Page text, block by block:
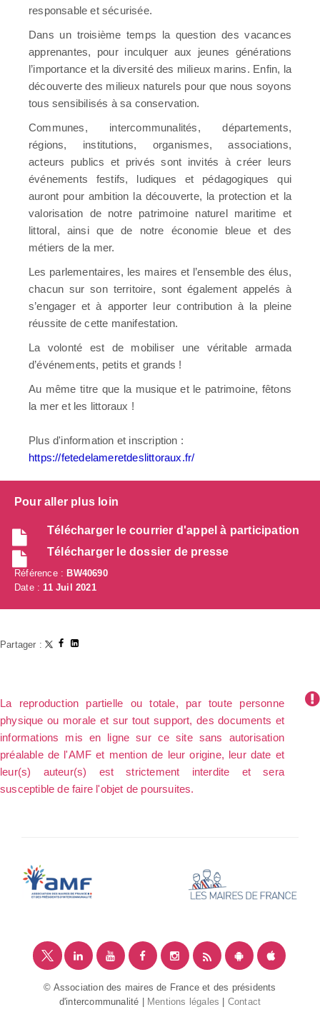
responsable et sécurisée.
Dans un troisième temps la question des vacances
apprenantes, pour inculquer aux jeunes générations
l’importance et la diversité des milieux marins. Enfin, la
découverte des milieux naturels pour que nous soyons
tous sensibilisés à sa conservation.
Communes, intercommunalités, départements,
régions, institutions, organismes, associations,
acteurs publics et privés sont invités à créer leurs
événements festifs, ludiques et pédagogiques qui
auront pour ambition la découverte, la protection et la
valorisation de notre patrimoine naturel maritime et
littoral, ainsi que de notre économie bleue et des
métiers de la mer.
Les parlementaires, les maires et l’ensemble des élus,
chacun sur son territoire, sont également appelés à
s’engager et à apporter leur contribution à la pleine
réussite de cette manifestation.
La volonté est de mobiliser une véritable armada
d’événements, petits et grands !
Au même titre que la musique et le patrimoine, fêtons
la mer et les littoraux !
Plus d'information et inscription :
https://fetedelameretdeslittoraux.fr/
Pour aller plus loin
Télécharger le courrier d'appel à participation
Télécharger le dossier de presse
Référence :BW40690
Date : 11 Juil 2021
Partager :
La reproduction partielle ou totale, par toute personne
physique ou morale et sur tout support, des documents et
informations mis en ligne sur ce site sans autorisation
préalable de l'AMF et mention de leur origine, leur date et
leur(s) auteur(s) est strictement interdite et sera
susceptible de faire l'objet de poursuites.
© Association des maires de France et des présidents
d'intercommunalité |
Mentions légales Contact